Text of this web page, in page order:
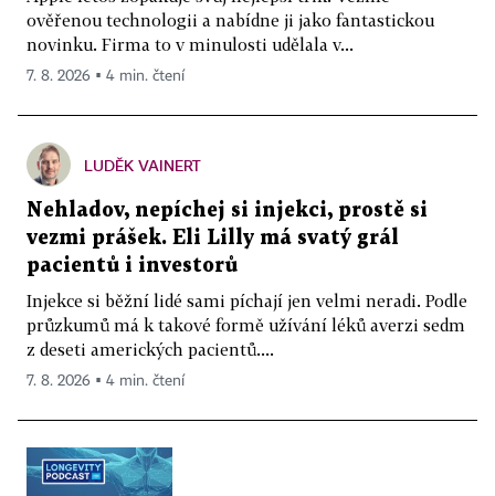
ověřenou technologii a nabídne ji jako fantastickou
novinku. Firma to v minulosti udělala v...
7. 8. 2026 ▪ 4 min. čtení
LUDĚK VAINERT
Nehladov, nepíchej si injekci, prostě si
vezmi prášek. Eli Lilly má svatý grál
pacientů i investorů
Injekce si běžní lidé sami píchají jen velmi neradi. Podle
průzkumů má k takové formě užívání léků averzi sedm
z deseti amerických pacientů....
7. 8. 2026 ▪ 4 min. čtení